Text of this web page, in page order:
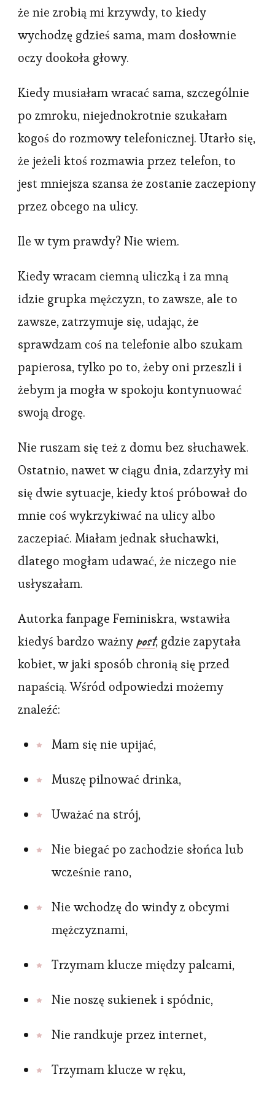
że nie zrobią mi krzywdy, to kiedy
wychodzę gdzieś sama, mam dosłownie
oczy dookoła głowy.
Kiedy musiałam wracać sama, szczególnie
po zmroku, niejednokrotnie szukałam
kogoś do rozmowy telefonicznej. Utarło się,
że jeżeli ktoś rozmawia przez telefon, to
jest mniejsza szansa że zostanie zaczepiony
przez obcego na ulicy.
Ile w tym prawdy? Nie wiem.
Kiedy wracam ciemną uliczką i za mną
idzie grupka mężczyzn, to zawsze, ale to
zawsze, zatrzymuje się, udając, że
sprawdzam coś na telefonie albo szukam
papierosa, tylko po to, żeby oni przeszli i
żebym ja mogła w spokoju kontynuować
swoją drogę.
Nie ruszam się też z domu bez słuchawek.
Ostatnio, nawet w ciągu dnia, zdarzyły mi
się dwie sytuacje, kiedy ktoś próbował do
mnie coś wykrzykiwać na ulicy albo
zaczepiać. Miałam jednak słuchawki,
dlatego mogłam udawać, że niczego nie
usłyszałam.
Autorka fanpage Feminiskra, wstawiła
kiedyś bardzo ważnypost, gdzie zapytała
kobiet, w jaki sposób chronią się przed
napaścią. Wśród odpowiedzi możemy
znaleźć:
Mam się nie upijać,
Muszę pilnować drinka,
Uważać na strój,
Nie biegać po zachodzie słońca lub
wcześnie rano,
Nie wchodzę do windy z obcymi
mężczyznami,
Trzymam klucze między palcami,
Nie noszę sukienek i spódnic,
Nie randkuje przez internet,
Trzymam klucze w ręku,